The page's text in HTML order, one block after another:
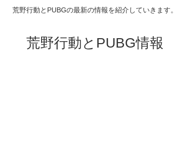
荒野行動とPUBGの最新の情報を紹介していきます。
荒野行動とPUBG情報